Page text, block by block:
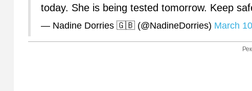
today. She is being tested tomorrow. Keep
— Nadine Dorries 🇬🇧 (@NadineDorries) March